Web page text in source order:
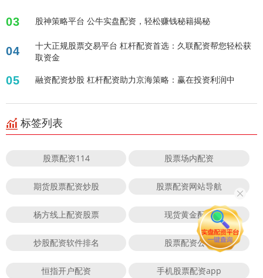
03 股神策略平台 公牛实盘配资，轻松赚钱秘籍揭秘
04
十大正规股票交易平台 杠杆配资首选：久联配资帮您轻松获
取资金
05 融资配资炒股 杠杆配资助力京海策略：赢在投资利润中
标签列表
股票配资114 股票场内配资
期货股票配资炒股 股票配资网站导航
杨方线上配资股票 现货黄金配资
炒股配资软件排名 股票配资公司
恒指开户配资 手机股票配资app